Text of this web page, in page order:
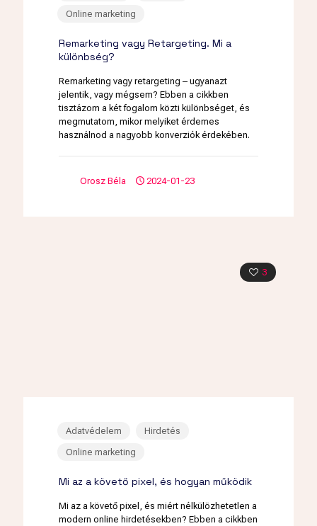
Online marketing
Remarketing vagy Retargeting. Mi a
különbség?
Remarketing vagy retargeting – ugyanazt
jelentik, vagy mégsem? Ebben a cikkben
tisztázom a két fogalom közti különbséget, és
megmutatom, mikor melyiket érdemes
használnod a nagyobb konverziók érdekében.
Orosz Béla 2024-01-23
3
Adatvédelem
Hirdetés
Online marketing
Mi az a követő pixel, és hogyan működik
Mi az a követő pixel, és miért nélkülözhetetlen a
modern online hirdetésekben? Ebben a cikkben